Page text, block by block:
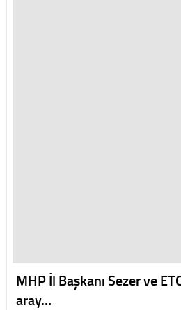
MHP İl Başkanı Sezer ve
aray…